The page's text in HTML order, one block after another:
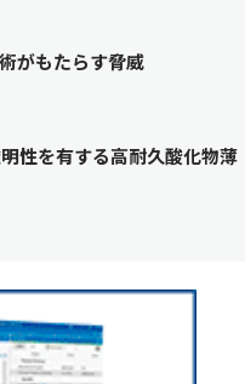
がもたらす脅威
性を有する高耐久酸化物薄